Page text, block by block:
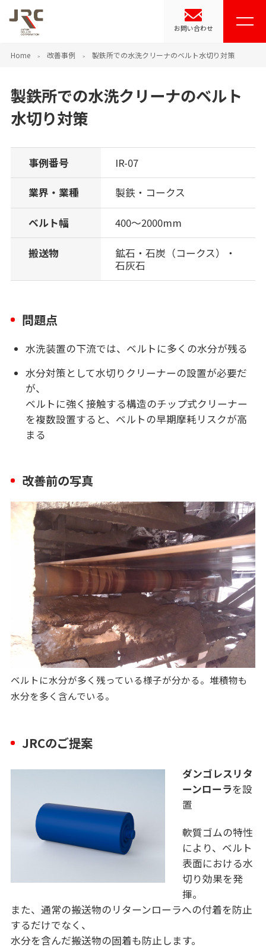
お問い合わせ
Home 改善事例 製鉄所での水洗クリーナのベルト水切り対策
製鉄所での水洗クリーナのベルト
水切り対策
事例番号 IR-07
業界・業種 製鉄・コークス
ベルト幅 400～2000mm
搬送物
鉱石・石炭（コークス）・
石灰石
問題点
水洗装置の下流では、ベルトに多くの水分が残る
水分対策として水切りクリーナーの設置が必要だ
が、
ベルトに強く接触する構造のチップ式クリーナー
を複数設置すると、ベルトの早期摩耗リスクが高
まる
改善前の写真
ベルトに水分が多く残っている様子が分かる。堆積物も
水分を多く含んでいる。
JRCのご提案
ダンゴレスリタ
ーンローラを設
置
軟質ゴムの特性
により、ベルト
表面における水
切り効果を発
揮。
また、通常の搬送物のリターンローラへの付着を防止
するだけでなく、
水分を含んだ搬送物の固着も防止します。